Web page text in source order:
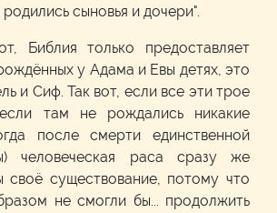
сыновья и дочери".
Библия только предоставляет
у Адама и Евы детях, это
и Сиф. Так вот, если все эти трое
там не рождались никакие
после смерти единственной
человеческая раса сразу же
своё существование, потому что
не смогли бы... продолжить